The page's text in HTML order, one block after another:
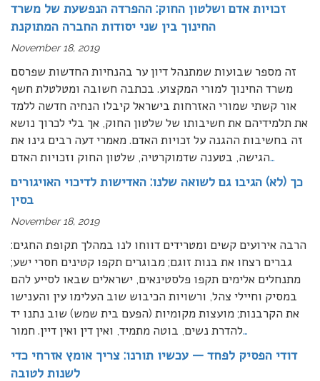
זכויות אדם ושלטון החוק: ההפרדה הנפשעת של משרד
החינוך בין שני יסודות החברה המתוקנת
November 18, 2019
זה מספר שבועות שמתנהל דיון ער בהנחיות החדשות שפרסם
משרד החינוך למורי המקצוע. בכתבה חשובה ומטלטלת חשף
אור קשתי שמורי האזרחות בישראל קיבלו הנחיה חדשה ללמד
את תלמידיהם את חשיבותו של שלטון החוק, אך בלי לכרוך נושא
זה בחשיבות ההגנה על זכויות האדם. מאמרי דעה רבים גינו את
הגישה, בטענה שדמוקרטיה, שלטון החוק וזכויות האדם…
כך (לא) הגיבו גם לשואה שלנו: האדישות לדיכוי האויגורים
בסין
November 18, 2019
הרבה אירועים קשים ומטרידים דווחו לנו במהלך תקופת החגים:
גברים רצחו את בנות זוגם; מבוגרים תקפו קטינים חסרי ישע;
מתנחלים אלימים תקפו פלסטינאים, ישראלים שבאו לסייע להם
במסיק וחיילי צהל, ורשויות הכיבוש שוב העלימו עין והענישו
את הקרבנות; מועצות מקומיות (הפעם בית שמש) שוב נתנו יד
להדרת נשים, בוטה מתמיד, ואין דין ואין דיין. חמור…
דודי הפסיק לפחד — עכשיו תורנו: צריך אומץ אזרחי כדי
לשנות לטובה